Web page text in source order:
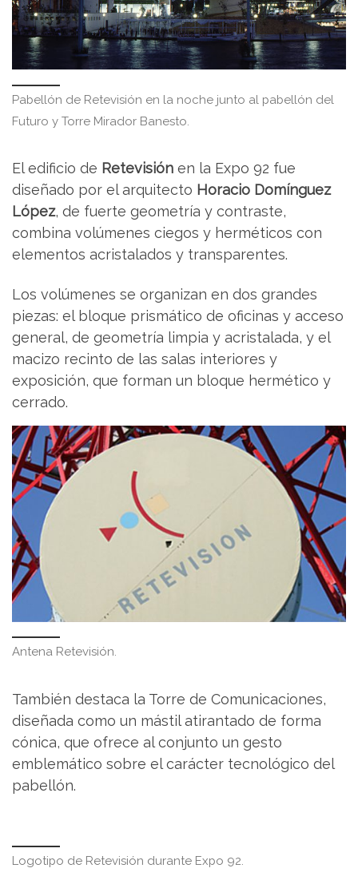
Pabellón de Retevisión en la noche junto al pabellón del
Futuro y Torre Mirador Banesto.
El edificio de Retevisión en la Expo 92 fue
diseñado por el arquitecto Horacio Domínguez
López, de fuerte geometría y contraste,
combina volúmenes ciegos y herméticos con
elementos acristalados y transparentes.
Los volúmenes se organizan en dos grandes
piezas: el bloque prismático de oficinas y acceso
general, de geometría limpia y acristalada, y el
macizo recinto de las salas interiores y
exposición, que forman un bloque hermético y
cerrado.
Antena Retevisión.
También destaca la Torre de Comunicaciones,
diseñada como un mástil atirantado de forma
cónica, que ofrece al conjunto un gesto
emblemático sobre el carácter tecnológico del
pabellón.
Logotipo de Retevisión durante Expo 92.